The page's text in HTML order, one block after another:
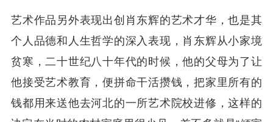
艺术作品另外表现出创肖东辉的艺术才华，也是其
个人品德和人生哲学的深入表现，肖东辉从小家境
贫寒，二十世纪八十年代的时候，他的父母为了让
他接受艺术教育，便拼命干活攒钱，把家里所有的
钱都用来送他去河北的一所艺术院校进修，这样的